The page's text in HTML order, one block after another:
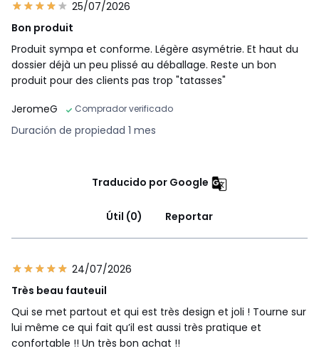
25/07/2026
Bon produit
Produit sympa et conforme. Légère asymétrie. Et haut du
dossier déjà un peu plissé au déballage. Reste un bon
produit pour des clients pas trop "tatasses"
JeromeG
Comprador verificado
Duración de propiedad 1 mes
Traducido por Google
Útil (0) Reportar
24/07/2026
Très beau fauteuil
Qui se met partout et qui est très design et joli ! Tourne sur
lui même ce qui fait qu’il est aussi très pratique et
confortable !! Un très bon achat !!